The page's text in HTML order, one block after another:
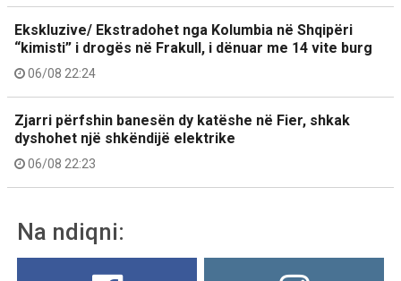
Ekskluzive/ Ekstradohet nga Kolumbia në Shqipëri
“kimisti” i drogës në Frakull, i dënuar me 14 vite burg
06/08 22:24
Zjarri përfshin banesën dy katëshe në Fier, shkak
dyshohet një shkëndijë elektrike
06/08 22:23
Na ndiqni: